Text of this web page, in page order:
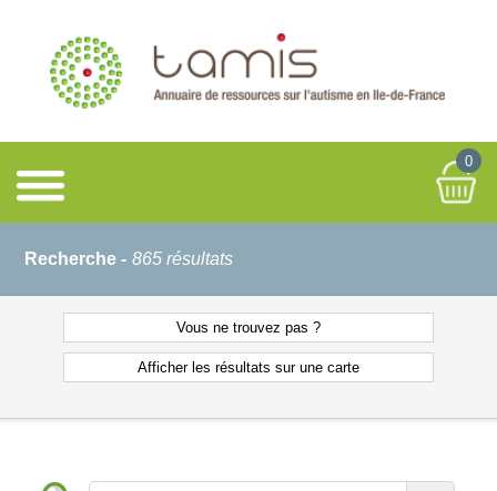
0
Recherche - 865 résultats
Vous ne trouvez pas ?
Afficher les résultats sur une carte